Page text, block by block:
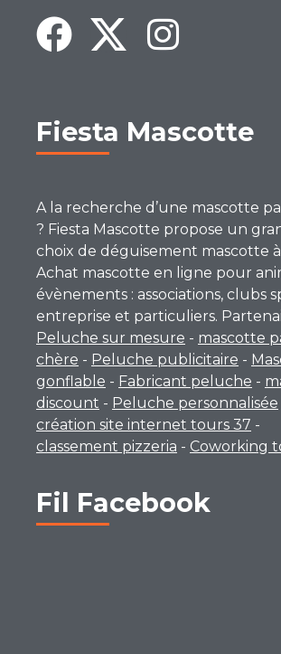
Fiesta Mascotte
A la recherche d’une mascotte
? Fiesta Mascotte propose un
choix de déguisement mascotte à
Achat mascotte en ligne pour
évènements : associations, clubs
entreprise et particuliers.
Peluche sur mesure - mascotte
chère - Peluche publicitaire -
gonflable - Fabricant peluche -
discount - Peluche personnalisée
création site internet tours 37 -
classement pizzeria - Coworking
Fil Facebook